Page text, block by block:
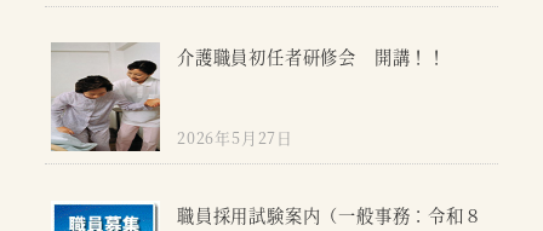
介護職員初任者研修会 開講！！
2026年5月27日
職員採用試験案内（一般事務：令和８